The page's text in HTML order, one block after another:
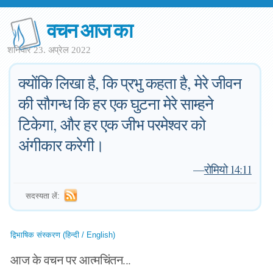
वचन आज का
शनिवार 23. अप्रेल 2022
क्योंकि लिखा है, कि प्रभु कहता है, मेरे जीवन
की सौगन्ध कि हर एक घुटना मेरे साम्हने
टिकेगा, और हर एक जीभ परमेश्वर को
अंगीकार करेगी।
—रोमियो 14:11
सदस्यता लें:
द्विभाषिक संस्करण (हिन्दी / English)
आज के वचन पर आत्मचिंतन...